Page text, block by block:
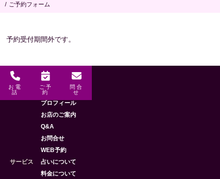
ご予約フォーム
予約受付期間外です。
お電
話
ご予
約
問合
せ
メニュー
HOME
プロフィール
お店のご案内
Q&A
お問合せ
WEB予約
サービス
占いについて
料金について